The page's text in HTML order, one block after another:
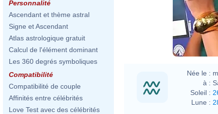
Personnalité
Ascendant et thème astral
Signe et Ascendant
Atlas astrologique gratuit
Calcul de l'élément dominant
Les 360 degrés symboliques
Compatibilité
Compatibilité de couple
Affinités entre célébrités
Love Test avec des célébrités
https://
Née le :
à :
Soleil :
Lune :